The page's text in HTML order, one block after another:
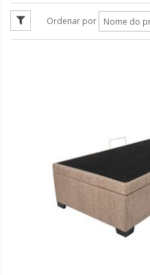
Ordenar por